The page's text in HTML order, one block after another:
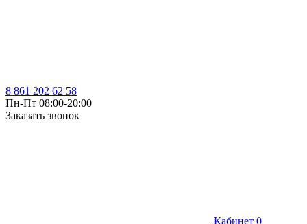
8 861 202 62 58
Пн-Пт 08:00-20:00
Заказать звонок
Кабинет 0